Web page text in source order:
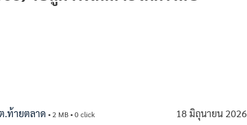
.ท้ายตลาด • 2 MB • 0 click 18 มิถุนายน 2026